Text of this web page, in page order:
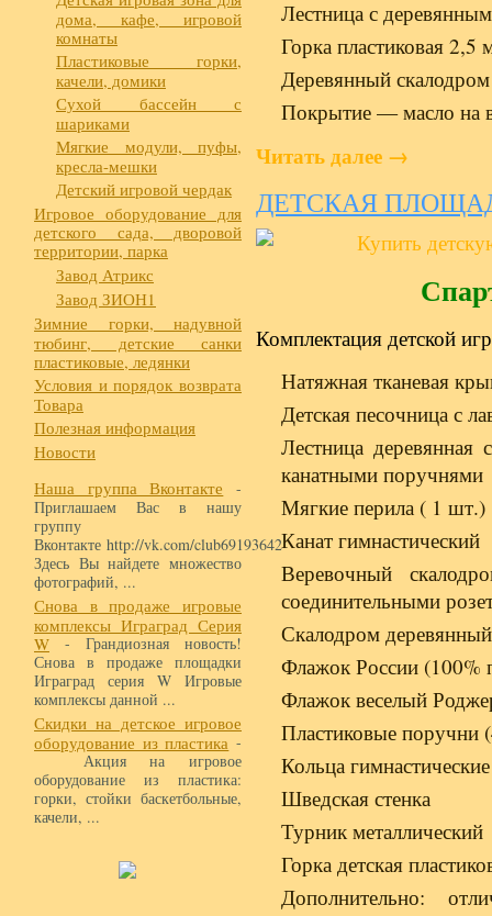
дома, кафе, игровой
комнаты
Пластиковые горки,
качели, домики
Сухой бассейн с
шариками
Мягкие модули, пуфы,
кресла-мешки
Детский игровой чердак
Игровое оборудование для
детского сада, дворовой
территории, парка
Завод Атрикс
Завод ЗИОН1
Зимние горки, надувной
тюбинг, детские санки
пластиковые, ледянки
Условия и порядок возврата
Товара
Полезная информация
Новости
Наша группа Вконтакте -
Приглашаем Вас в нашу
группу
Вконтакте http://vk.com/club69193642
Здесь Вы найдете множество
фотографий, ...
Снова в продаже игровые
комплексы Играград Серия
W - Грандиозная новость!
Снова в продаже площадки
Играград серия W Игровые
комплексы данной ...
Скидки на детское игровое
оборудование из пластика -
Акция на игровое
оборудование из пластика:
горки, стойки баскетбольные,
качели, ...
Лестница с
Горка пластиковая
Деревянный
Покрытие — масло на
Читать далее →
ДЕТСКАЯ
Комплектация детской
Натяжная тканевая
Детская песочница с
Лестница
канатными поручнями
Мягкие перила ( 1 шт.)
Канат гимнастический
Веревочный
соединительными
Скалодром
Флажок России (100%
Флажок веселый
Пластиковые поручни
Кольца
Шведская стенка
Турник металлический
Горка детская
Дополнительно: